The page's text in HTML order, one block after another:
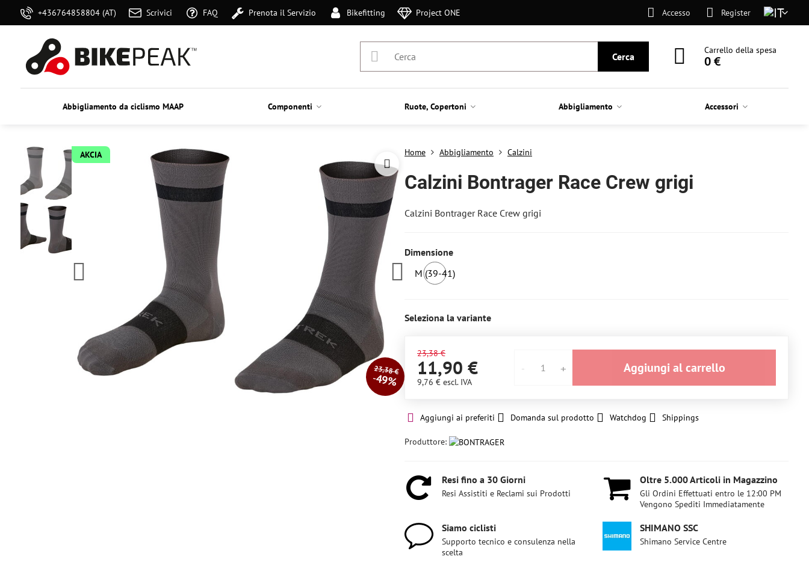
+436764858804 (AT) Scrivici FAQ Prenota il Servizio Bikefitting Project ONE Accesso Register
Cerca
Carrello della spesa
0 €
Abbigliamento da ciclismo MAAP Componenti Ruote, Copertoni Abbigliamento Accessori
AKCIA
23,38 €
49%
Home Abbigliamento Calzini
Calzini Bontrager Race Crew grigi
Calzini Bontrager Race Crew grigi
Dimensione
M (39-41)
Seleziona la variante
23,38 €
11,90 €
9,76 € escl. IVA
Aggiungi al carrello
Aggiungi ai preferiti Domanda sul prodotto Watchdog Shippings
Produttore:
Resi fino a 30 Giorni
Resi Assistiti e Reclami sui Prodotti
Oltre 5​.000 Articoli in Magazzino
Gli Ordini Effettuati entro le 12:00 PM
Vengono Spediti Immediatamente
Siamo ciclisti
Supporto tecnico e consulenza nella
scelta
SHIMANO SSC
Shimano Service Centre